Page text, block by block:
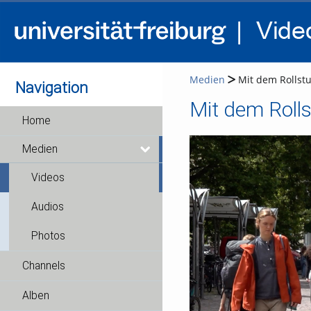
Navigation
Home
Medien
Videos
Audios
Photos
Channels
Alben
Medien Mit dem
Mit dem